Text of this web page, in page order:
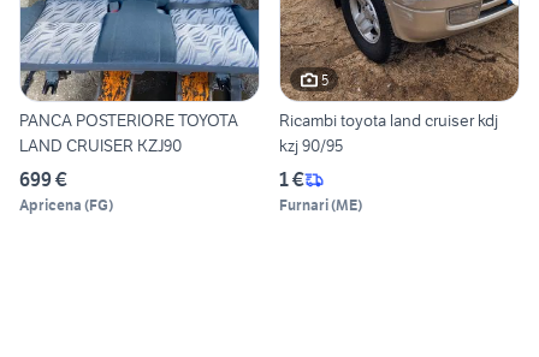
PANCA POSTERIORE TOYOTA
LAND CRUISER KZJ90
699 €
Apricena (FG)
5
Ricambi toyota land cruiser kdj
kzj 90/95
1 €
Furnari(ME)